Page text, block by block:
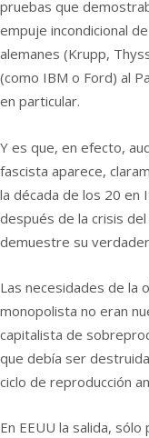
pruebas que
empuje incondicional
alemanes (Krupp,
(como IBM o Ford) al
en particular.
Y es que, en efecto,
fascista aparece,
la década de los 20 en
después de la crisis
demuestre su
Las necesidades de la
monopolista no eran
capitalista de
que debía ser
ciclo de reproducción
En EEUU la salida, sólo